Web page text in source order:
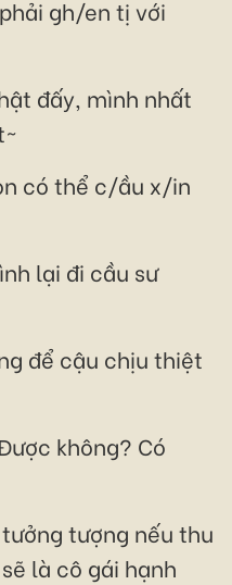
gh/en tị với
đấy, mình nhất
có thể c/ầu x/in
lại đi cầu sư
để cậu chịu thiệt
không? Có
tượng nếu thu
là cô gái hạnh